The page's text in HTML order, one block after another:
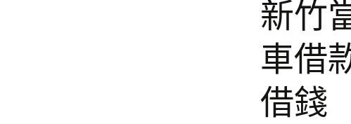
新竹
車借
借錢